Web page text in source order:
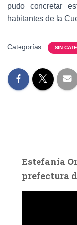
pudo concretar
habitantes de la
Categorías: SIN
Estefanía
prefectura